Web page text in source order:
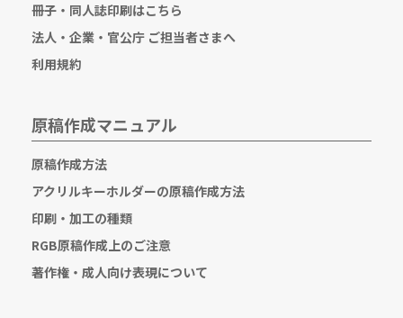
冊子・同人誌印刷はこちら
法人・企業・官公庁 ご担当者さまへ
利用規約
原稿作成マニュアル
原稿作成方法
アクリルキーホルダーの原稿作成方法
印刷・加工の種類
RGB原稿作成上のご注意
著作権・成人向け表現について